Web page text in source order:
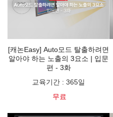
[캐논Easy] Auto모드 탈출하려면
알아야 하는 노출의 3요소 | 입문
편 - 3화
교육기간 : 365일
무료